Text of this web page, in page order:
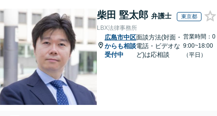
柴田 堅太郎 弁護士 東京都
LBX法律事務所
広島市中区
からも相談
受付中
面談方法(対面・
電話・ビデオな
ど)は応相談
営業時間：0
9:00~18:00
（平日）